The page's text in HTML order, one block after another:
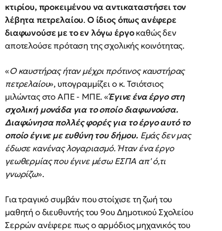
κτιρίου, προκειμένου να αντικαταστήσει τον
λέβητα πετρελαίου.Ο ίδιος όπως ανέφερε
διαφωνούσε με το εν λόγω έργοκαθώς δεν
αποτελούσε πρόταση της σχολικής κοινότητας.
«Ο καυστήρας ήταν μέχρι πρότινος καυστήρας
πετρελαίου», υπογραμμίζει ο κ. Τσιότσιος
μιλώντας στο ΑΠΕ - ΜΠΕ. «Έγινε ένα έργο στη
σχολική μονάδα για το οποίο διαφωνούσα.
Διαφώνησα πολλές φορές για το έργο αυτό το
οποίο έγινε με ευθύνη του δήμου. Εμάς δεν μας
έδωσε κανένας λογαριασμό. Ήταν ένα έργο
γεωθερμίας που έγινε μέσω ΕΣΠΑ απ' ό,τι
γνωρίζω».
Για τραγικό συμβάν που στοίχισε τη ζωή του
μαθητή ο διευθυντής του 9ου Δημοτικού Σχολείου
Σερρών ανέφερε πως ο αρμόδιος μηχανικός του